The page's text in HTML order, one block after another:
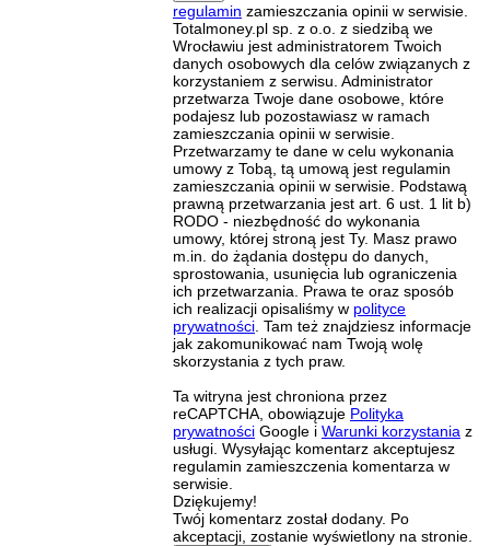
regulamin zamieszczania opinii w serwisie.
Totalmoney.pl sp. z o.o. z siedzibą we
Wrocławiu jest administratorem Twoich
danych osobowych dla celów związanych z
korzystaniem z serwisu. Administrator
przetwarza Twoje dane osobowe, które
podajesz lub pozostawiasz w ramach
zamieszczania opinii w serwisie.
Przetwarzamy te dane w celu wykonania
umowy z Tobą, tą umową jest regulamin
zamieszczania opinii w serwisie. Podstawą
prawną przetwarzania jest art. 6 ust. 1 lit b)
RODO - niezbędność do wykonania
umowy, której stroną jest Ty. Masz prawo
m.in. do żądania dostępu do danych,
sprostowania, usunięcia lub ograniczenia
ich przetwarzania. Prawa te oraz sposób
ich realizacji opisaliśmy w polityce
prywatności . Tam też znajdziesz informacje
jak zakomunikować nam Twoją wolę
skorzystania z tych praw.
Ta witryna jest chroniona przez
reCAPTCHA, obowiązuje Polityka
prywatności Google i Warunki korzystania z
usługi. Wysyłając komentarz akceptujesz
regulamin zamieszczenia komentarza w
serwisie.
Dziękujemy!
Twój komentarz został dodany. Po
akceptacji, zostanie wyświetlony na stronie.